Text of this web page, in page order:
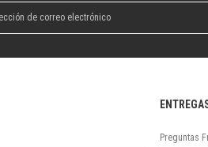
Preguntas